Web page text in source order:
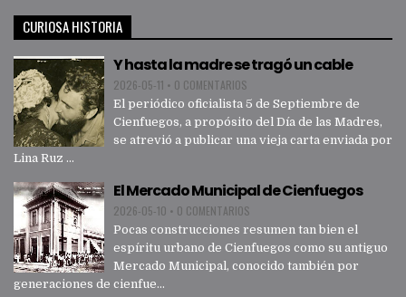
CURIOSA HISTORIA
Y hasta la madre se tragó un cable
2026-05-11 • 0 COMENTARIOS
El periódico oficialista 5 de Septiembre de
Cienfuegos, a propósito del Día de las Madres,
se atrevió a publicar una vieja carta enviada por
Lina Ruz ...
El Mercado Municipal de Cienfuegos
2026-05-10 • 0 COMENTARIOS
Pocas construcciones resumen tan bien el
espíritu urbano de Cienfuegos como su antiguo
Mercado Municipal, conocido también por
generaciones de cienfue...